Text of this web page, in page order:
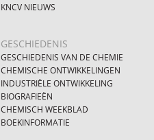
KNCV NIEUWS
GESCHIEDENIS
GESCHIEDENIS VAN DE CHEMIE
CHEMISCHE ONTWIKKELINGEN
INDUSTRIËLE ONTWIKKELING
BIOGRAFIEËN
CHEMISCH WEEKBLAD
BOEKINFORMATIE